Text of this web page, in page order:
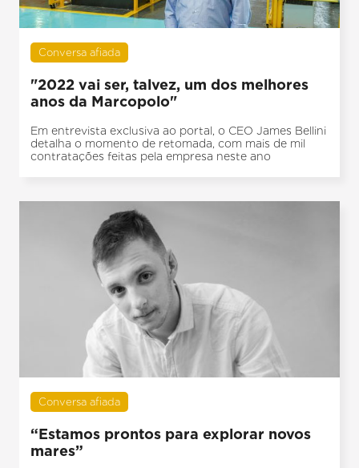
Conversa afiada
"2022 vai ser, talvez, um dos melhores
anos da Marcopolo"
Em entrevista exclusiva ao portal, o CEO James Bellini
detalha o momento de retomada, com mais de mil
contratações feitas pela empresa neste ano
Conversa afiada
“Estamos prontos para explorar novos
mares”